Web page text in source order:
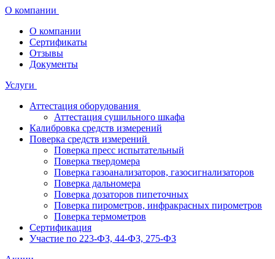
О компании
О компании
Сертификаты
Отзывы
Документы
Услуги
Аттестация оборудования
Аттестация сушильного шкафа
Калибровка средств измерений
Поверка средств измерений
Поверка пресс испытательный
Поверка твердомера
Поверка газоанализаторов, газосигнализаторов
Поверка дальномера
Поверка дозаторов пипеточных
Поверка пирометров, инфракрасных пирометров
Поверка термометров
Сертификация
Участие по 223-ФЗ, 44-ФЗ, 275-ФЗ